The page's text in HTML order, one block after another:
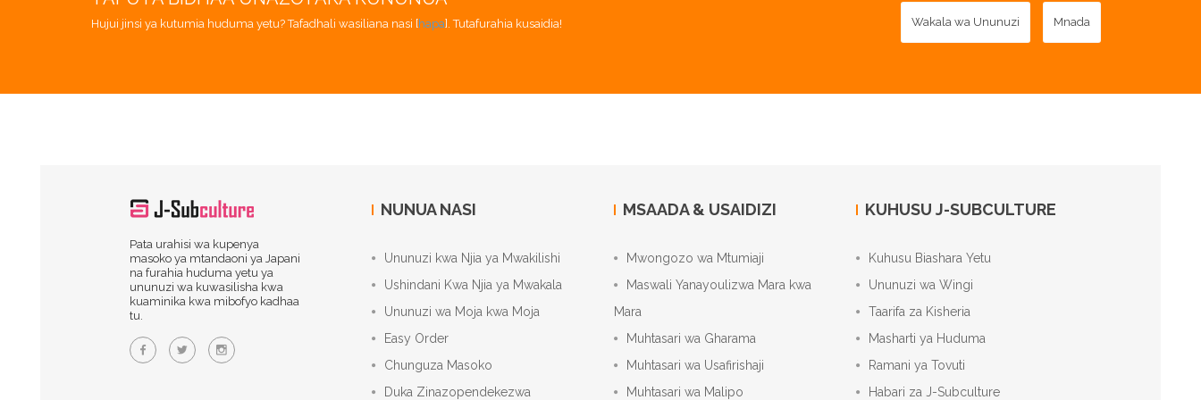
Hujui jinsi ya kutumia huduma yetu? Tafadhali wasiliana nasi [hapa]. Tutafurahia kusaidia! Wakala wa Ununuzi Mnada
Pata urahisi wa kupenya
masoko ya mtandaoni ya Japani
na furahia huduma yetu ya
ununuzi wa kuwasilisha kwa
kuaminika kwa mibofyo kadhaa
tu.
NUNUA NASI
Ununuzi kwa Njia ya Mwakilishi
Ushindani Kwa Njia ya Mwakala
Ununuzi wa Moja kwa Moja
Easy Order
Chunguza Masoko
Duka Zinazopendekezwa
MSAADA & USAIDIZI
Mwongozo wa Mtumiaji
Maswali Yanayoulizwa Mara kwa
Mara
Muhtasari wa Gharama
Muhtasari wa Usafirishaji
Muhtasari wa Malipo
KUHUSU J-SUBCULTURE
Kuhusu Biashara Yetu
Ununuzi wa Wingi
Taarifa za Kisheria
Masharti ya Huduma
Ramani ya Tovuti
Habari za J-Subculture